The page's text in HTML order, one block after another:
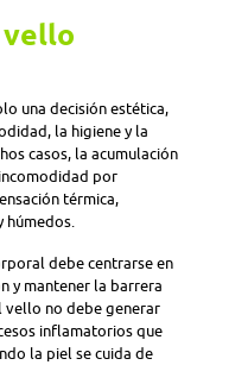
vello
una decisión estética,
la higiene y la
casos, la acumulación
por
térmica,
húmedos.
debe centrarse en
y mantener la barrera
vello no debe generar
inflamatorios que
la piel se cuida de